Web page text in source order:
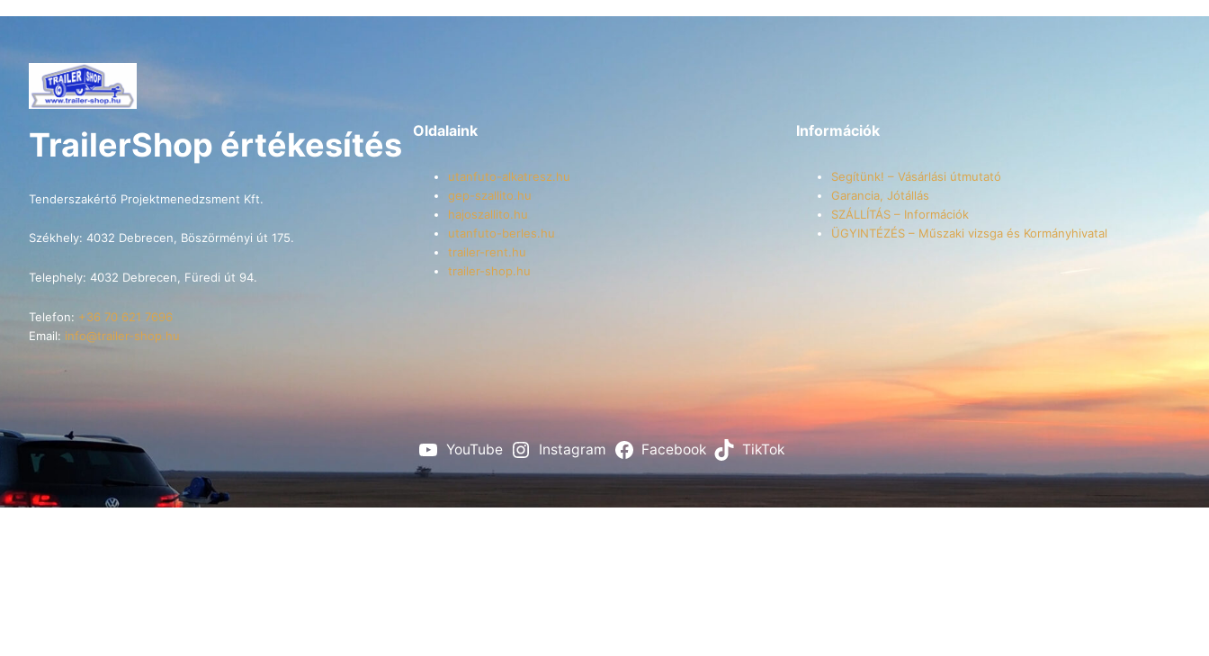
TrailerShop értékesítés
Tenderszakértő Projektmenedzsment Kft.
Székhely: 4032 Debrecen, Böszörményi út 175.
Telephely: 4032 Debrecen, Füredi út 94.
Telefon: +36 70 621 7696
Email: info@trailer-shop.hu
Oldalaink
utanfuto-alkatresz.hu
gep-szallito.hu
hajoszallito.hu
utanfuto-berles.hu
trailer-rent.hu
trailer-shop.hu
Információk
Segítünk! – Vásárlási útmutató
Garancia, Jótállás
SZÁLLÍTÁS – Információk
ÜGYINTÉZÉS – Műszaki vizsga és Kormányhivatal
YouTube Instagram Facebook TikTok